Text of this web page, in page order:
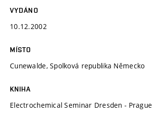
VYDÁNO
10.12.2002
MÍSTO
Cunewalde, Spolková republika Německo
KNIHA
Electrochemical Seminar Dresden - Prague